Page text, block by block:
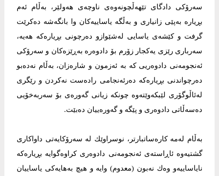
سەرۆكی دادگای تێهەڵچونەوەی ناوچەی هەولێر، بەڵام ئەم
بڕیارە بەپێی زانیاری و بەڵگە یاساییەكان وا بانگەشە دەكرێت
گرفت و كێشەی یاسایی لەشێوازو دەرچونی بڕیارەكە هەیە،
سەرباری رێزی یەكجار زۆرم بۆ دادوەرە بەڕێزەكان و سەرۆكی
ئەنجومەنی دادوەریی كە بە ئەزمون و شارەزان، بەڵام نەدەبو
دەرچواندنی بڕیارەكە دەرئەنجامی رادەست نەكردن و رێگری
لەئاڵوگۆری لێبكەوێتەوە چونكە زیانی گەورەی بۆ سەربەخۆیی
دەسەڵاتی دادوەری و پێگە و گەورەییان دەبێت.
بەڵام لەمە كارەساتبارتر، نوسراوێك لە سەرۆكایەتی داواكاری
گشتیەوە ئاڕاستەی ئەنجومەنی دادوەری كراوەگوایە بڕیارەكە
نایاساییەو وەك نەبون (معدوم) وایە و هیچ بەهایەكی یاساییان